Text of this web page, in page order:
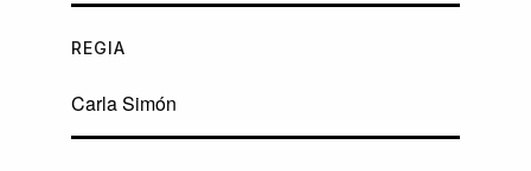
REGIA
Carla Simón